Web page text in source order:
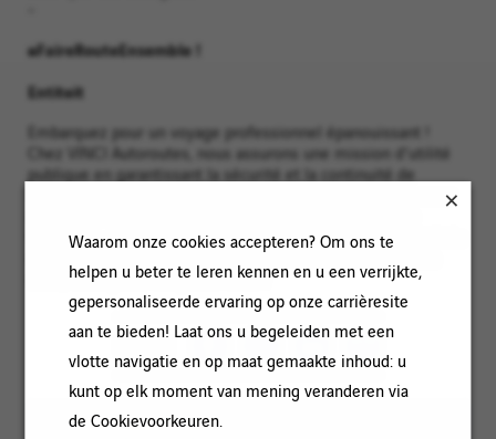
Waarom onze cookies accepteren? Om ons te
helpen u beter te leren kennen en u een verrijkte,
gepersonaliseerde ervaring op onze carrièresite
aan te bieden! Laat ons u begeleiden met een
vlotte navigatie en op maat gemaakte inhoud: u
kunt op elk moment van mening veranderen via
de Cookievoorkeuren.
#FaireRouteEnsemble !
Entiteit
Embarquez pour un voyage professionnel épanouissant !
Chez VINCI Autoroutes, nous assurons une mission d'utilité
publique en garantissant la sécurité et la continuité de
service pour 2,5 millions de voyageurs chaque jour. Au cœur
transports, nous contribuons aussi à développer les mobilités
décarbonées de demain. Si vous êtes prêt(e) à relever ces
défis, votre place est parmi nous !
DELEN